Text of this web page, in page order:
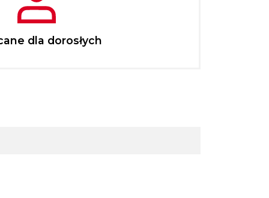
dla dorosłych